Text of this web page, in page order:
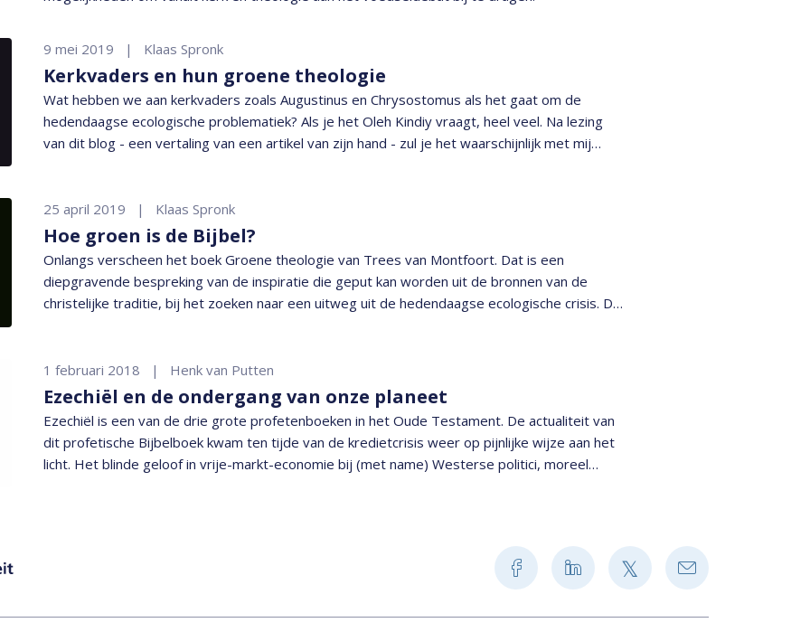
9 mei 2019 Klaas Spronk
Kerkvaders en hun groene theologie
Wat hebben we aan kerkvaders zoals Augustinus en Chrysostomus als het gaat om de
hedendaagse ecologische problematiek? Als je het Oleh Kindiy vraagt, heel veel. Na lezing
van dit blog - een vertaling van een artikel van zijn hand - zul je het waarschijnlijk met mij
25 april 2019 Klaas Spronk
Hoe groen is de Bijbel?
Onlangs verscheen het boek Groene theologie van Trees van Montfoort. Dat is een
diepgravende bespreking van de inspiratie die geput kan worden uit de bronnen van de
christelijke traditie, bij het zoeken naar een uitweg uit de hedendaagse ecologische crisis. De
eerst iets gezegd worden over eerdere pogingen de Bijbel te betrekken bij de
hedendaagse discussies over de omgang met de natuur. Daarna zal opnieuw geput worden
uit de belangrijke bron van het Oude Testament.
1 februari 2018 Henk van Putten
Ezechiël en de ondergang van onze planeet
Ezechiël is een van de drie grote profetenboeken in het Oude Testament. De actualiteit van
dit profetische Bijbelboek kwam ten tijde van de kredietcrisis weer op pijnlijke wijze aan het
licht. Het blinde geloof in vrije-markt-economie bij (met name) Westerse politici, moreel